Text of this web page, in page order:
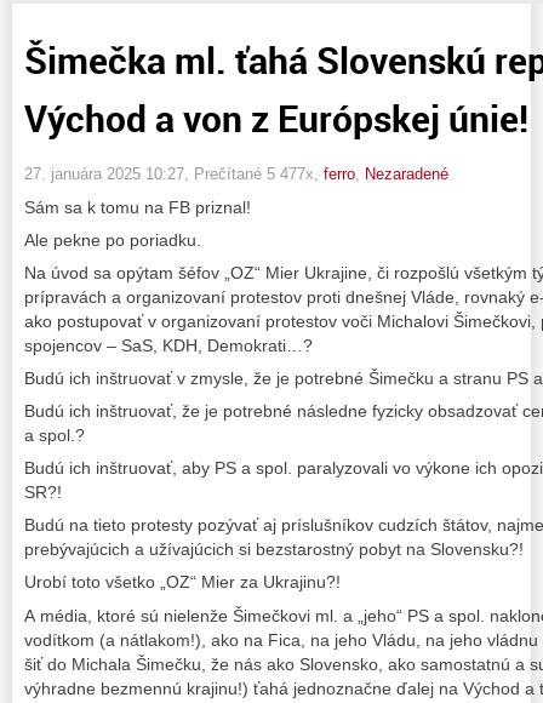
Šimečka ml. ťahá Slovenskú
Východ a von z Európskej únie!
27. januára 2025 10:27 , Prečítané 5 477x, ferro Nezaradené
Sám sa k tomu na FB priznal!
Ale pekne po poriadku.
Na úvod sa opýtam šéfov „OZ“ Mier Ukrajine, či rozpošlú všetkým
prípravách a organizovaní protestov proti dnešnej Vláde, rovnaký
ako postupovať v organizovaní protestov voči Michalovi Šimečkovi,
spojencov – SaS, KDH, Demokrati…?
Budú ich inštruovať v zmysle, že je potrebné Šimečku a stranu PS
Budú ich inštruovať, že je potrebné následne fyzicky obsadzovať
a spol.?
Budú ich inštruovať, aby PS a spol. paralyzovali vo výkone ich
SR?!
Budú na tieto protesty pozývať aj príslušníkov cudzích štátov,
prebývajúcich a užívajúcich si bezstarostný pobyt na Slovensku?!
Urobí toto všetko „OZ“ Mier za Ukrajinu?!
A média, ktoré sú nielenže Šimečkovi ml. a „jeho“ PS a spol.
vodítkom (a nátlakom!), ako na Fica, na jeho Vládu, na jeho
šiť do Michala Šimečku, že nás ako Slovensko, ako samostatnú a
výhradne bezmennú krajinu!) ťahá jednoznačne ďalej na Východ a